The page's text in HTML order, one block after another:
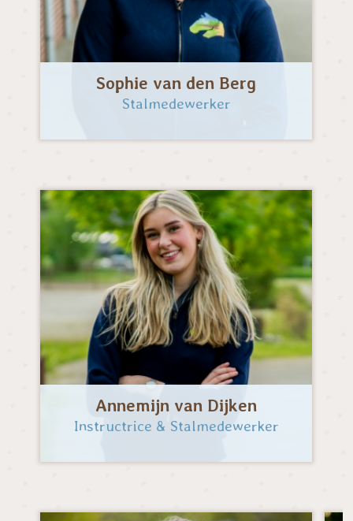
Sophie van den Berg
Stalmedewerker
Annemijn van Dijken
Instructrice & Stalmedewerker